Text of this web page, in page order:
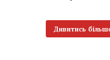
Дивитись